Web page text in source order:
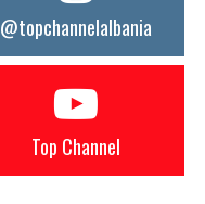
@topchannelalbania
Top Channel